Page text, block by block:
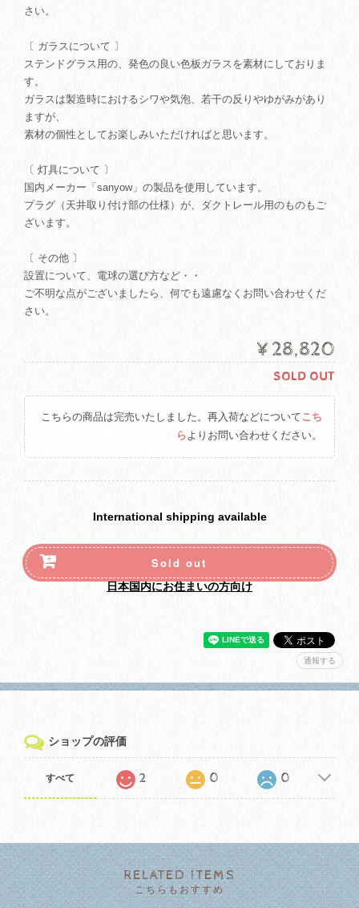
さい。
〔 ガラスについて 〕
ステンドグラス用の、発色の良い色板ガラスを素材にしておりま
す。
ガラスは製造時におけるシワや気泡、若干の反りやゆがみがあり
ますが、
素材の個性としてお楽しみいただければと思います。
〔 灯具について 〕
国内メーカー「sanyow」の製品を使用しています。
プラグ（天井取り付け部の仕様）が、ダクトレール用のものもご
ざいます。
〔 その他 〕
設置について、電球の選び方など・・
ご不明な点がございましたら、何でも遠慮なくお問い合わせくだ
さい。
¥28,820
SOLD OUT
こちらの商品は完売いたしました。再入荷などについてこち
らよりお問い合わせください。
International shipping available
Sold out
日本国内にお住まいの方向け
通報する
ショップの評価
すべて 2 0 0
RELATED ITEMS
こちらもおすすめ